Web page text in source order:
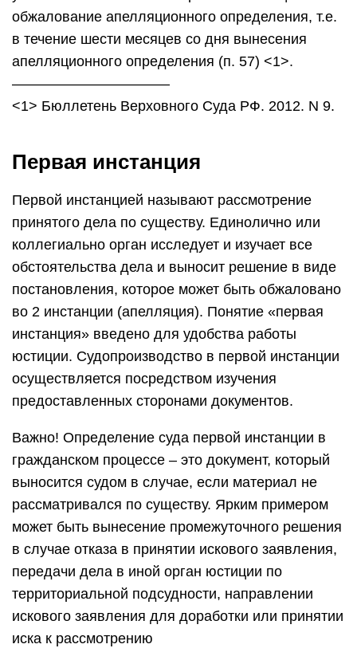
обстоятельства дела и выносит решение в виде
постановления, которое может быть обжаловано
во 2 инстанции (апелляция). Понятие «первая
инстанция» введено для удобства работы
юстиции. Судопроизводство в первой инстанции
гражданском процессе – это документ, который
выносится судом в случае, если материал не
рассматривался по существу. Ярким примером
может быть вынесение промежуточного решения
в случае отказа в принятии искового заявления,
передачи дела в иной орган юстиции по
территориальной подсудности, направлении
искового заявления для доработки или принятии
иска к рассмотрению
промежуточного решения в случае отказа в
принятии искового заявления, передачи дела в
иной орган юстиции по территориальной
подсудности, направлении искового заявления
для доработки или принятии иска к
рассмотрению.
Однако, определение имеет такие же
характеристики, как и постановление.
Юстиционный орган имеет право вынести